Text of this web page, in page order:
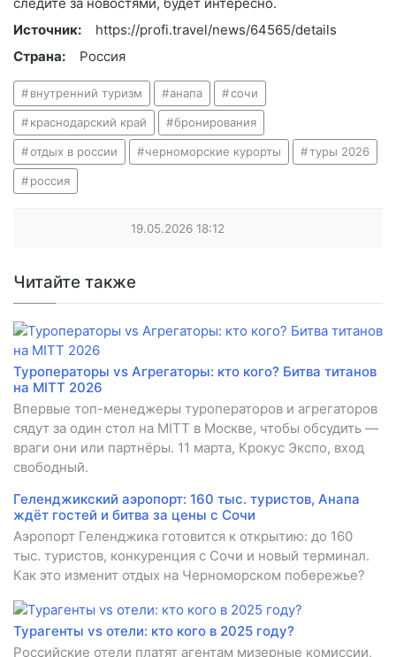
Источник:
https://profi.travel/news/64565/details
Страна:
Россия
внутренний туризм анапа сочи
краснодарский край бронирования
отдых в россии черноморские курорты туры 2026
россия
19.05.2026 18:12
Читайте также
Туроператоры vs Агрегаторы: кто кого? Битва титанов
на MITT 2026
Впервые топ-менеджеры туроператоров и агрегаторов
сядут за один стол на MITT в Москве, чтобы обсудить —
враги они или партнёры. 11 марта, Крокус Экспо, вход
свободный.
Геленджикский аэропорт: 160 тыс. туристов, Анапа
ждёт гостей и битва за цены с Сочи
Аэропорт Геленджика готовится к открытию: до 160
тыс. туристов, конкуренция с Сочи и новый терминал.
Как это изменит отдых на Черноморском побережье?
Турагенты vs отели: кто кого в 2025 году?
Российские отели платят агентам мизерные комиссии,